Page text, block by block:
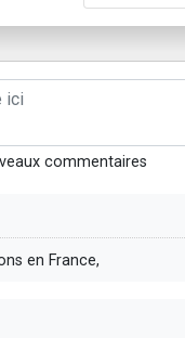
commentaires
en France,